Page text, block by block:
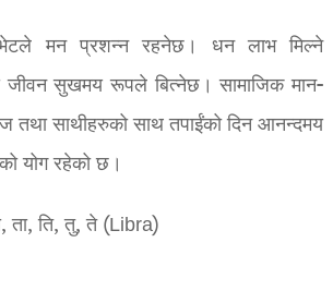
भेटले मन प्रशन्न रहनेछ। धन लाभ मिल्ने
जीवन सुखमय रूपले बित्नेछ। सामाजिक मान-
साथीहरुको साथ तपाईंको दिन आनन्दमय
योग रहेको छ।
ता, ति, तु, ते (Libra)